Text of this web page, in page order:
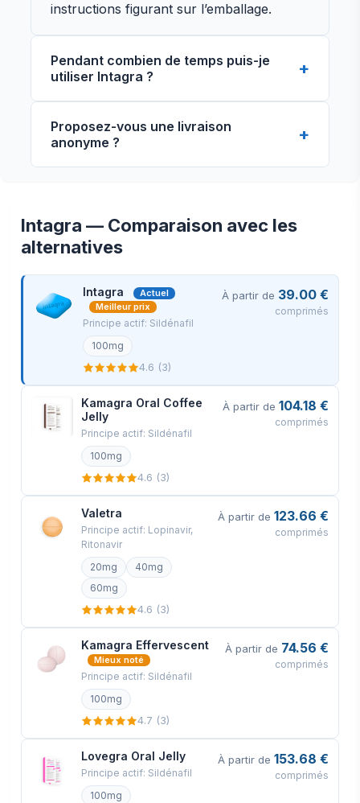
instructions figurant sur l’emballage.
Pendant combien de temps puis-je
utiliser Intagra ?
recommandation du médecin. Ne l’utilisez
pas plus longtemps que la période
indiquée sans consulter un professionnel
Proposez-vous une livraison
anonyme ?
Vue de face
Vue arrière
Votre commande sera emballée en toute
sécurité et expédiée sous 24 heures. Voici
(images d'un article réel envoyé). Il a la
taille et l'apparence d'une lettre privée
ordinaire (9,4x4,3x0,3 pouces ou
24x11x0,7 cm) et son contenu ne peut
pas être vu.
Intagra — Comparaison avec les
alternatives
Intagra
Actuel
Meilleur prix
Principe actif: Sildénafil
100mg
À partir de 39.00 €
comprimés
4.6 (3)
Kamagra Oral Coffee
Jelly
Principe actif: Sildénafil
100mg
À partir de 104.18 €
comprimés
4.6 (3)
Valetra
Principe actif: Lopinavir,
Ritonavir
20mg
40mg
60mg
À partir de 123.66 €
comprimés
4.6 (3)
Kamagra Effervescent
Mieux noté
Principe actif: Sildénafil
100mg
À partir de 74.56 €
comprimés
4.7 (3)
Lovegra Oral Jelly
Principe actif: Sildénafil
100mg
À partir de 153.68 €
comprimés